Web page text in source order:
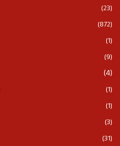
(23)
(872)
(1)
(9)
(4)
(1)
(1)
(3)
(31)